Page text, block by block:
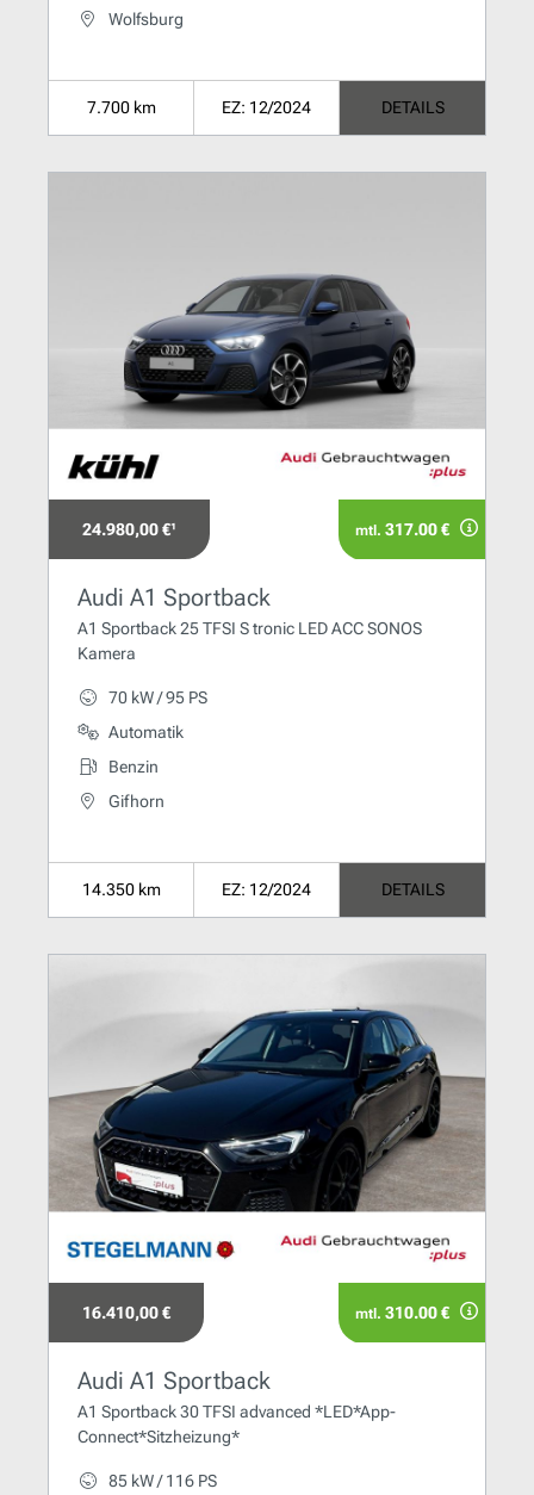
Wolfsburg
7.700 km EZ: 12/2024 DETAILS
24.980,00 €¹ mtl. 317.00 €
Audi A1 Sportback
A1 Sportback 25 TFSI S tronic LED ACC SONOS
Kamera
70 kW / 95 PS
Automatik
Benzin
Gifhorn
14.350 km EZ: 12/2024 DETAILS
16.410,00 € mtl. 310.00 €
Audi A1 Sportback
A1 Sportback 30 TFSI advanced *LED*App-
Connect*Sitzheizung*
85 kW / 116 PS